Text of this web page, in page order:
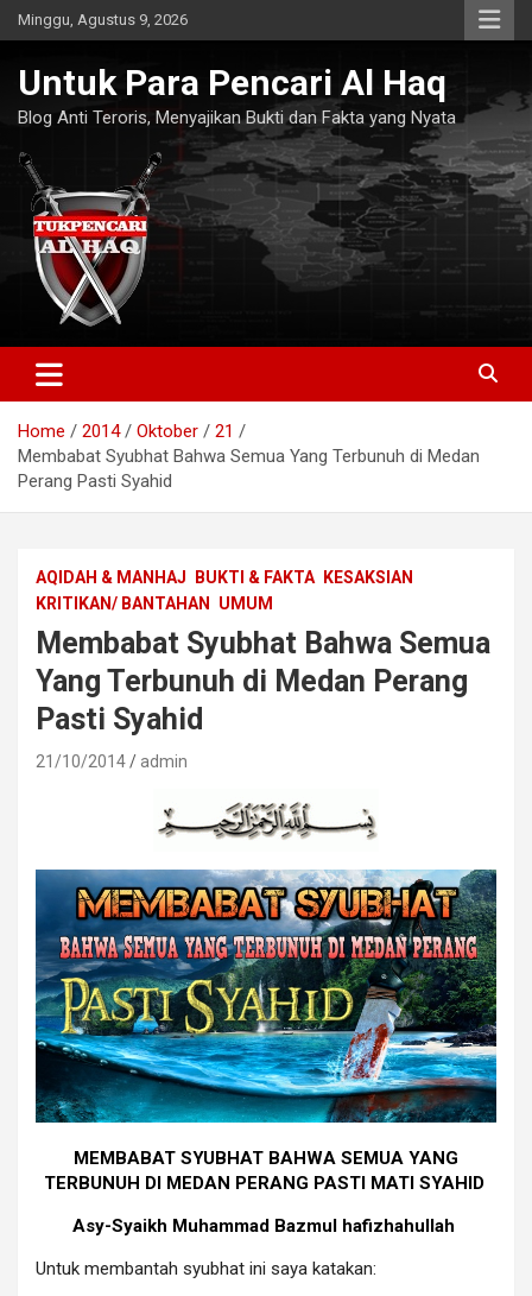
Skip
to
Minggu, Agustus 9, 2026
Untuk Para Pencari Al Haq
Blog Anti Teroris, Menyajikan Bukti dan Fakta yang Nyata
Home 2014 Oktober
21
Membabat Syubhat Bahwa Semua Yang Terbunuh di Medan
Perang Pasti Syahid
AQIDAH & MANHAJ BUKTI & FAKTA
KESAKSIAN
KRITIKAN/ BANTAHAN
UMUM
Membabat Syubhat Bahwa Semua
Yang Terbunuh di Medan Perang
Pasti Syahid
21/10/2014 admin
MEMBABAT SYUBHAT BAHWA SEMUA YANG
TERBUNUH DI MEDAN PERANG PASTI MATI SYAHID
Asy-Syaikh Muhammad Bazmul hafizhahullah
Untuk membantah syubhat ini saya katakan: